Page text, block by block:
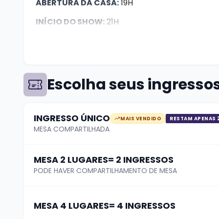
ABERTURA DA CASA:19H
INÍCIO DO SHOW: 21H
A compra de ingresso garante apenas seu
As mesas poderão ser compartilhadas.*
Pedimos que caso haja necessidades
Escolha seus
INGRESSO ÚNICO MAIS VENDIDO RESTAM APENAS
MESA COMPARTILHADA
MESA 2 LUGARES= 2 INGRESSOS
PODE HAVER COMPARTILHAMENTO DE MESA
MESA 4 LUGARES= 4 INGRESSOS